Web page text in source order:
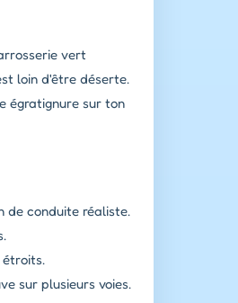
vert
loin d'être déserte.
égratignure sur ton
de conduite réaliste.
sur plusieurs voies.